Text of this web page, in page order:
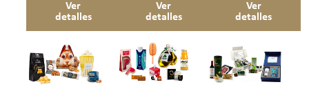
Ver
detalles
Ver
detalles
Ver
detalles